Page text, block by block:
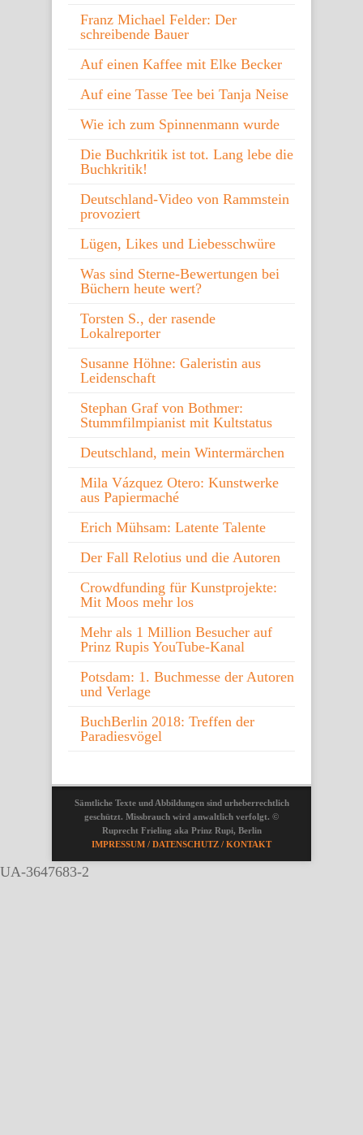
Franz Michael Felder: Der
schreibende Bauer
Auf einen Kaffee mit Elke Becker
Auf eine Tasse Tee bei Tanja Neise
Wie ich zum Spinnenmann wurde
Die Buchkritik ist tot. Lang lebe die
Buchkritik!
Deutschland-Video von Rammstein
provoziert
Lügen, Likes und Liebesschwüre
Was sind Sterne-Bewertungen bei
Büchern heute wert?
Torsten S., der rasende
Lokalreporter
Susanne Höhne: Galeristin aus
Leidenschaft
Stephan Graf von Bothmer:
Stummfilmpianist mit Kultstatus
Deutschland, mein Wintermärchen
Mila Vázquez Otero: Kunstwerke
aus Papiermaché
Erich Mühsam: Latente Talente
Der Fall Relotius und die Autoren
Crowdfunding für Kunstprojekte:
Mit Moos mehr los
Mehr als 1 Million Besucher auf
Prinz Rupis YouTube-Kanal
Potsdam: 1. Buchmesse der Autoren
und Verlage
BuchBerlin 2018: Treffen der
Paradiesvögel
Sämtliche Texte und Abbildungen sind urheberrechtlich
geschützt. Missbrauch wird anwaltlich verfolgt. ©
Ruprecht Frieling aka Prinz Rupi, Berlin
IMPRESSUM / DATENSCHUTZ / KONTAKT
UA-3647683-2